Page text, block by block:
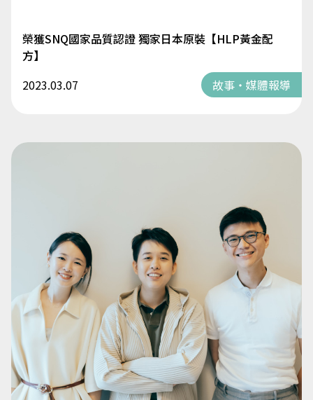
榮獲SNQ國家品質認證 獨家日本原裝【HLP黃金配
方】
2023.03.07
故事・媒體報導